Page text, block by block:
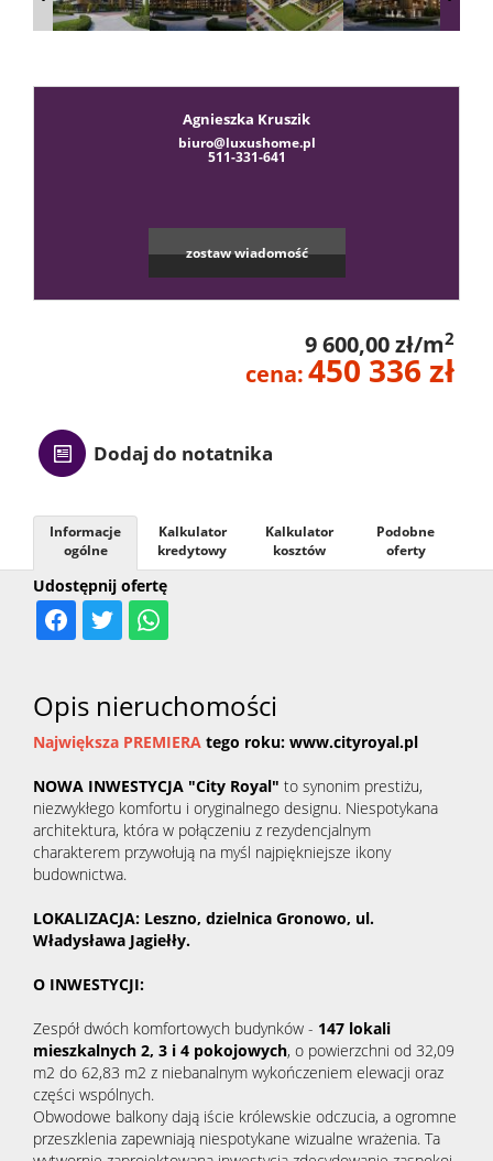
Agnieszka Kruszik
biuro@luxushome.pl
511-331-641
zostaw wiadomość
9 600,00 zł/m2
cena:450 336 zł
Dodaj do notatnika
Udostępnij ofertę
Informacje
ogólne
Kalkulator
kredytowy
Kalkulator
kosztów
Podobne
oferty
Opis nieruchomości
Największa PREMIERA tego roku: www.cityroyal.pl
NOWA INWESTYCJA "City Royal" to synonim prestiżu,
niezwykłego komfortu i oryginalnego designu. Niespotykana
architektura, która w połączeniu z rezydencjalnym
charakterem przywołują na myśl najpiękniejsze ikony
budownictwa.
LOKALIZACJA: Leszno, dzielnica Gronowo, ul.
Władysława Jagiełły.
O INWESTYCJI:
Zespół dwóch komfortowych budynków - 147 lokali
mieszkalnych 2, 3 i 4 pokojowych, o powierzchni od 32,09
m2 do 62,83 m2 z niebanalnym wykończeniem elewacji oraz
części wspólnych.
Obwodowe balkony dają iście królewskie odczucia, a ogromne
przeszklenia zapewniają niespotykane wizualne wrażenia. Ta